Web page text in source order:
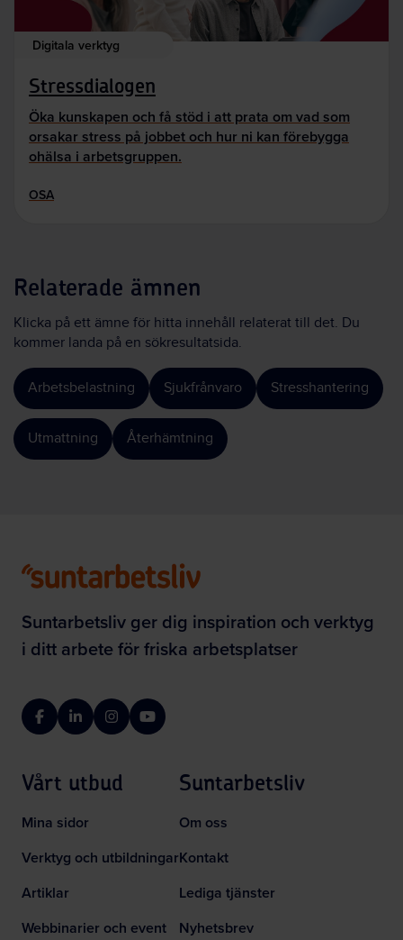
Digitala verktyg
Stressdialogen
Öka kunskapen och få stöd i att prata om vad som
orsakar stress på jobbet och hur ni kan förebygga
ohälsa i arbetsgruppen.
OSA
Relaterade ämnen
Klicka på ett ämne för hitta innehåll relaterat till det. Du
kommer landa på en sökresultatsida.
Arbetsbelastning Sjukfrånvaro Stresshantering
Utmattning Återhämtning
Suntarbetsliv ger dig inspiration och verktyg
i ditt arbete för friska arbetsplatser
FacebookLinkedInInstagramYouTube
Vårt utbud
Mina sidor
Verktyg och utbildningar
Artiklar
Webbinarier och event
Suntarbetsliv
Om oss
Kontakt
Lediga tjänster
Nyhetsbrev